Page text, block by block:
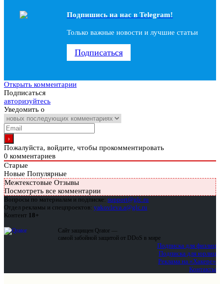
Подпишись на наc в Telegram!
Только важные новости и лучшие статьи
Подписаться
Открыть комментарии
Подписаться
авторизуйтесь
Уведомить о
Пожалуйста, войдите, чтобы прокомментировать
0 комментариев
Старые
Новые Популярные
Межтекстовые Отзывы
Посмотреть все комментарии
Вопросы по материалам и подписке: support@glc.ru
Отдел рекламы и спецпроектов: yakovleva.a@glc.ru
Контент 18+
Сайт защищен Qrator —
самой забойной защитой от DDoS в мире
Подписка для физлиц
Подписка для юрлиц
Реклама на «Хакере»
Контакты